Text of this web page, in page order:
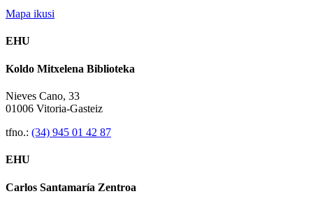
Mapa ikusi
EHU
Koldo Mitxelena Biblioteka
Nieves Cano, 33
01006 Vitoria-Gasteiz
tfno.: (34) 945 01 42 87
EHU
Carlos Santamaría Zentroa